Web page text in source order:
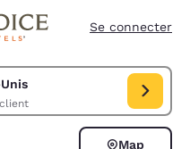
Se connecter
1 client
Nevada, États-Unis. Date
Map